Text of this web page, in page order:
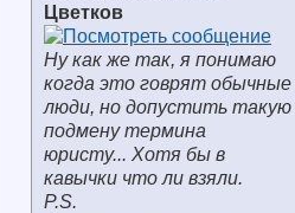
Цветков
Ну как же так, я понимаю
когда это говрят обычные
люди, но допустить такую
подмену термина
юристу... Хотя бы в
кавычки что ли взяли.
P.S.